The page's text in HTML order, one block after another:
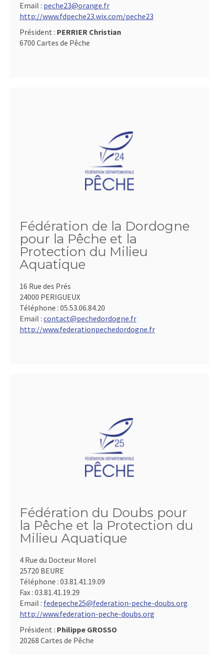
Email : peche23@orange.fr
http://www.fdpeche23.wix.com/peche23
Président : PERRIER Christian
6700 Cartes de Pêche
Fédération de la Dordogne
pour la Pêche et la
Protection du Milieu
Aquatique
16 Rue des Prés
24000 PERIGUEUX
Téléphone : 05.53.06.84.20
Email : contact@pechedordogne.fr
http://www.federationpechedordogne.fr
Fédération du Doubs pour
la Pêche et la Protection du
Milieu Aquatique
4 Rue du Docteur Morel
25720 BEURE
Téléphone : 03.81.41.19.09
Fax : 03.81.41.19.29
Email : fedepeche25@federation-peche-doubs.org
http://www.federation-peche-doubs.org
Président : Philippe GROSSO
20268 Cartes de Pêche